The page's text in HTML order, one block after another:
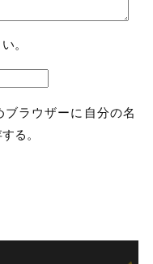
。
ラウザーに自分の名
る。